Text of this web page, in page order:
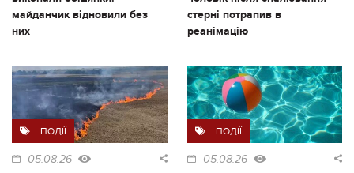
майданчик відновили без
них
стерні потрапив в
реанімацію
ПОДІЇ
05.08.26
ПОДІЇ
05.08.26